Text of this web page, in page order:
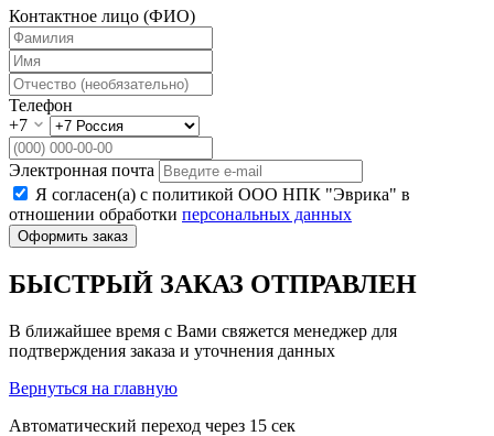
Контактное лицо (ФИО)
Телефон
+7
Электронная почта
Я согласен(а) с политикой ООО НПК "Эврика" в
отношении обработки персональных данных
Оформить заказ
БЫСТРЫЙ ЗАКАЗ ОТПРАВЛЕН
В ближайшее время с Вами свяжется менеджер для
подтверждения заказа и уточнения данных
Вернуться на главную
Автоматический переход через 15 сек